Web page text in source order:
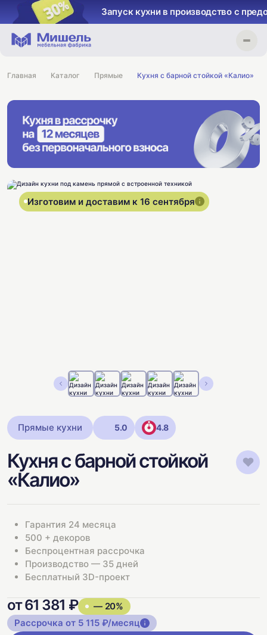
Запуск кухни в производство с
Главная Каталог Прямые Кухня с барной стойкой «Калио»
Изготовим и доставим к 16 сентября
Прямые кухни 5.0 4.8
Кухня с барной стойкой
«Калио»
Гарантия 24 месяца
500 + декоров
Беспроцентная рассрочка
Производство — 35 дней
Бесплатный 3D-проект
от 61 381 ₽
— 20%
Рассрочка от 5 115 ₽/месяц